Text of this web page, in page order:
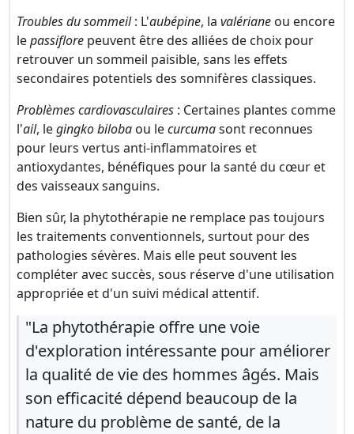
Troubles du sommeil: L'aubépine, la valériane ou encore
lepassiflore peuvent être des alliées de choix pour
retrouver un sommeil paisible, sans les effets
secondaires potentiels des somnifères classiques.
Problèmes cardiovasculaires : Certaines plantes comme
l'ail, legingko biloba ou lecurcumasont reconnues
pour leurs vertus anti-inflammatoires et
antioxydantes, bénéfiques pour la santé du cœur et
des vaisseaux sanguins.
Bien sûr, la phytothérapie ne remplace pas toujours
les traitements conventionnels, surtout pour des
pathologies sévères. Mais elle peut souvent les
compléter avec succès, sous réserve d'une utilisation
appropriée et d'un suivi médical attentif.
"La phytothérapie offre une voie
d'exploration intéressante pour améliorer
la qualité de vie des hommes âgés. Mais
son efficacité dépend beaucoup de la
nature du problème de santé, de la